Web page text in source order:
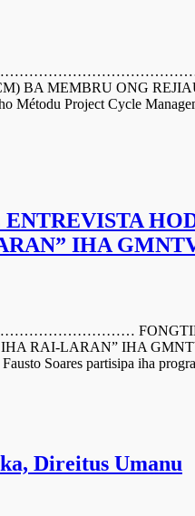
MEMBRU ONG
Métodu Project Cycle
IHA
PARTISIPA
LARAN” IHA GMNTV
Soares partisipa iha
Direitus Umanu